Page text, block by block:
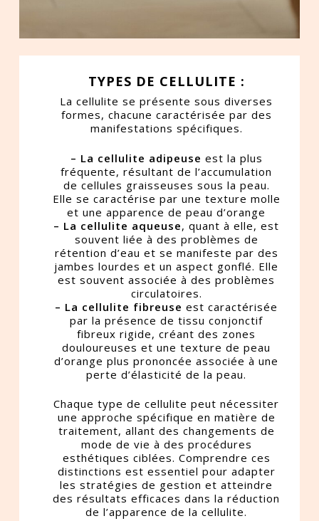
TYPES DE CELLULITE :
La cellulite se présente sous diverses
formes, chacune caractérisée par des
manifestations spécifiques.
– La cellulite adipeuse est la plus
fréquente, résultant de l’accumulation
de cellules graisseuses sous la peau.
Elle se caractérise par une texture molle
et une apparence de peau d’orange
– La cellulite aqueuse, quant à elle, est
souvent liée à des problèmes de
rétention d’eau et se manifeste par des
jambes lourdes et un aspect gonflé. Elle
est souvent associée à des problèmes
circulatoires.
– La cellulite fibreuse est caractérisée
par la présence de tissu conjonctif
fibreux rigide, créant des zones
douloureuses et une texture de peau
d’orange plus prononcée associée à une
perte d’élasticité de la peau.
Chaque type de cellulite peut nécessiter
une approche spécifique en matière de
traitement, allant des changements de
mode de vie à des procédures
esthétiques ciblées. Comprendre ces
distinctions est essentiel pour adapter
les stratégies de gestion et atteindre
des résultats efficaces dans la réduction
de l’apparence de la cellulite.